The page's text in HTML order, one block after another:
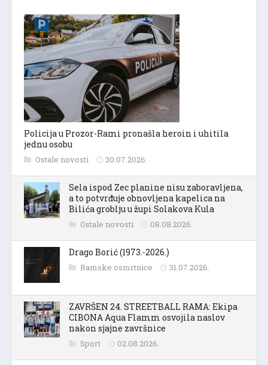
Policija u Prozor-Rami pronašla heroin i uhitila
jednu osobu
Ostale novosti 30.07.2026.
Sela ispod Zec planine nisu zaboravljena,
a to potvrđuje obnovljena kapelica na
Bilića groblju u župi Solakova Kula
Ostale novosti 08.08.2026.
Drago Borić (1973.-2026.)
Ramske osmrtnice 31.07.2026.
ZAVRŠEN 24. STREETBALL RAMA: Ekipa
CIBONA Aqua Flamm osvojila naslov
nakon sjajne završnice
Sport 02.08.2026.